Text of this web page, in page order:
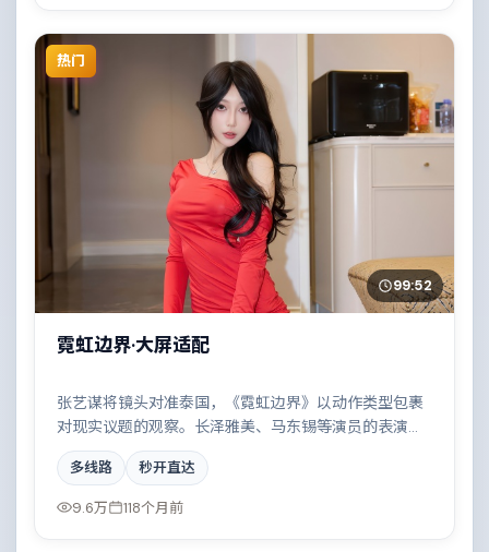
热门
99:52
霓虹边界·大屏适配
张艺谋将镜头对准泰国，《霓虹边界》以动作类型包裹
对现实议题的观察。长泽雅美、马东锡等演员的表演层
次丰富，都市霓虹下的人性试炼与自我救赎。全片在类
型元素与人文关怀之间取得平衡。
多线路 秒开直达
9.6万 118个月前